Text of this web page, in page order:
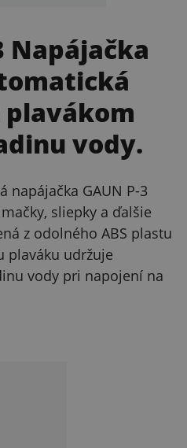
Napájačka
plavákom
vody.
napájačka GAUN P-3
sliepky a ďalšie
z odolného ABS plastu
plaváku udržuje
vody pri napojení na